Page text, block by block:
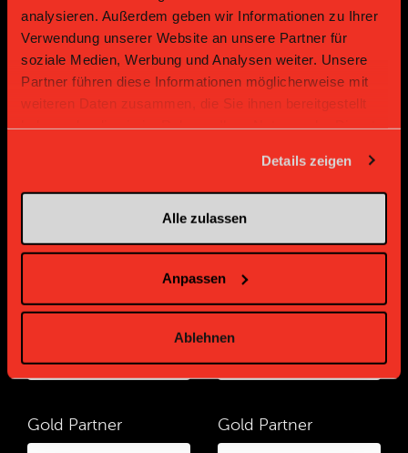
analysieren. Außerdem geben wir Informationen zu Ihrer
Verwendung unserer Website an unsere Partner für
soziale Medien, Werbung und Analysen weiter. Unsere
Partner führen diese Informationen möglicherweise mit
weiteren Daten zusammen, die Sie ihnen bereitgestellt
Details zeigen
Alle zulassen
Anpassen
Ablehnen
Platin Partner
Gold Partner
Gold Partner Gold Partner